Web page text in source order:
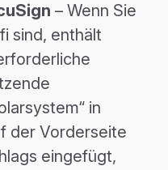
– Wenn Sie
sind, enthält
in
der Vorderseite
eingefügt,